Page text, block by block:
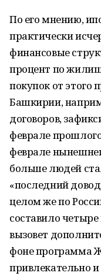
По его мнению,
практически
финансовые
процент по
покупок от этого
Башкирии,
договоров,
феврале
феврале
больше людей
«последний
целом же по
составило
вызовет
фоне программа
привлекательно